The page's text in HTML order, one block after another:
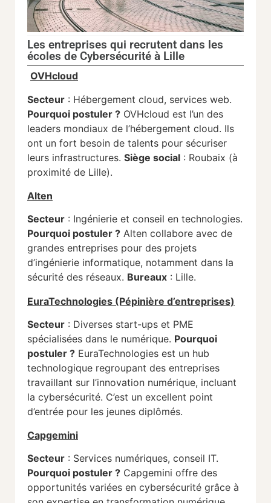
Les entreprises qui recrutent dans les
écoles de Cybersécurité à Lille
OVHcloud
Secteur : Hébergement cloud, services web.
Pourquoi postuler ? OVHcloud est l’un des
leaders mondiaux de l’hébergement cloud. Ils
ont un fort besoin de talents pour sécuriser
leurs infrastructures. Siège social : Roubaix (à
proximité de Lille).
Alten
Secteur : Ingénierie et conseil en technologies.
Pourquoi postuler ? Alten collabore avec de
grandes entreprises pour des projets
d’ingénierie informatique, notamment dans la
sécurité des réseaux. Bureaux : Lille.
EuraTechnologies (Pépinière d’entreprises)
Secteur : Diverses start-ups et PME
spécialisées dans le numérique. Pourquoi
postuler ? EuraTechnologies est un hub
technologique regroupant des entreprises
travaillant sur l’innovation numérique, incluant
la cybersécurité. C’est un excellent point
d’entrée pour les jeunes diplômés.
Capgemini
Secteur : Services numériques, conseil IT.
Pourquoi postuler ? Capgemini offre des
opportunités variées en cybersécurité grâce à